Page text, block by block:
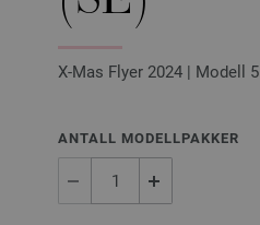
X-Mas Flyer 2024 | Modell 5
ANTALL MODELLPAKKER